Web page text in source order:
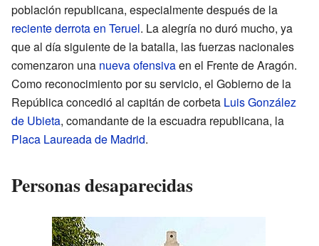
población republicana, especialmente después de la
reciente derrota en Teruel. La alegría no duró mucho, ya
que al día siguiente de la batalla, las fuerzas nacionales
comenzaron una nueva ofensivaen el Frente de Aragón.
Como reconocimiento por su servicio, el Gobierno de la
República concedió al capitán de corbeta Luis González
de Ubieta, comandante de la escuadra republicana, la
Placa Laureada de Madrid.
Personas desaparecidas